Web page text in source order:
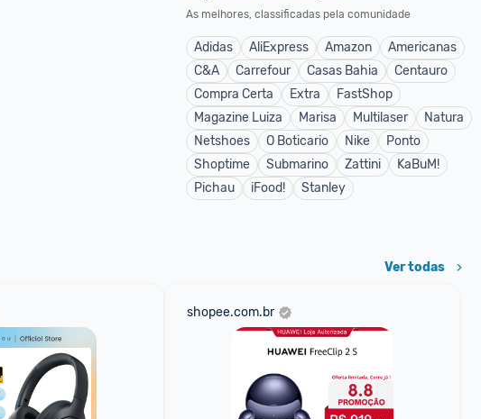
As melhores, classificadas pela comunidade
Adidas AliExpress Amazon
Americanas
C&A
Carrefour Casas Bahia
Centauro
Compra Certa
Extra
FastShop
Magazine Luiza
Marisa Multilaser
Natura
Netshoes
O Boticario Nike
Ponto
Shoptime
Submarino Zattini
KaBuM!
Pichau
iFood! Stanley
Ver todas
shopee.com.br